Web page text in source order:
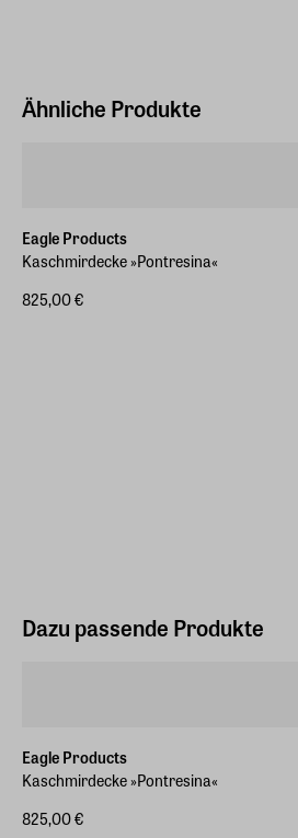
Deutschland (EU)
Ähnliche Produkte
Eagle Products
Kaschmirdecke »Pontresina«
825,00 €
Dazu passende Produkte
Eagle Products
Kaschmirdecke »Pontresina«
825,00 €